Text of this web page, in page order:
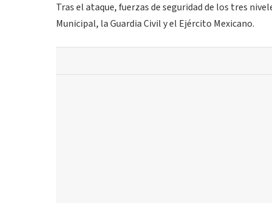
Tras el ataque, fuerzas de seguridad de los tres
Municipal, la Guardia Civil y el Ejército Mexicano.